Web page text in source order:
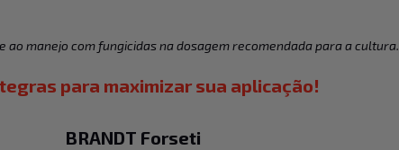
ao manejo com fungicidas na dosagem recomendada para a cultura.
para maximizar sua aplicação!
BRANDT Forseti